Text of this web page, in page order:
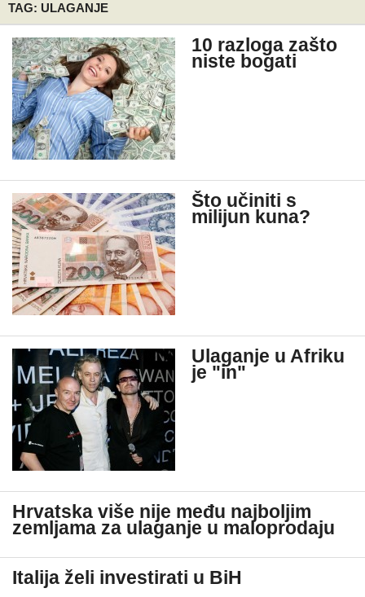
TAG: ULAGANJE
10 razloga zašto
niste bogati
Što učiniti s
milijun kuna?
Ulaganje u Afriku
je "in"
Hrvatska više nije među najboljim
zemljama za ulaganje u maloprodaju
Italija želi investirati u BiH